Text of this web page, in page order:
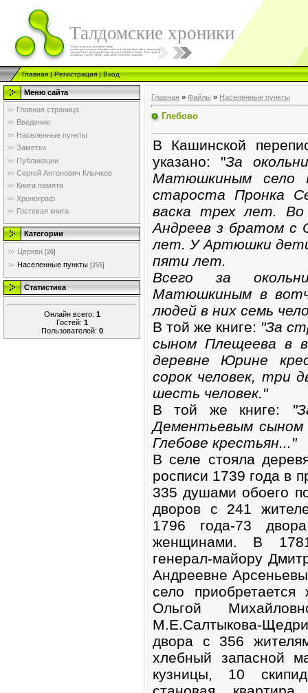
Талдомские хроники
Главная|Регистрация|Вход
Меню сайта
Главная страница
Введение
Населенные пункты
Заметки
Публикации
Сергей Антонович Клычков
Книга памяти
Хронограф
Гостевая книга
Категории
Церкви [26]
Населенные пункты [255]
Статистика
Онлайн всего: 1
Гостей: 1
Пользователей: 0
Главная » Файлы » Населенные пункты
Глебово
В Кашинской
указано: "За
Матюшкиным село
староста Пронка
васка трех лет.
Андреев з братом с
лет. У Артюшки
пяти лет.
Всего за
Матюшкиным в
людей в них семь
В той же книге: "За
сыном Плещеева в
деревне Юрине
сорок человек, три
шесть человек."
В той же книге:
Дементьевым сыном
Глебове крестьян..."
В селе стояла
росписи 1739 года в
335 душами обоего
дворов с 241
1796 года-73
женщинами. В
генерал-майору
Андреевне
село приобретается
Ольгой
М.Е.Салтыкова-
двора с 356
хлебный запасной
кузницы, 10